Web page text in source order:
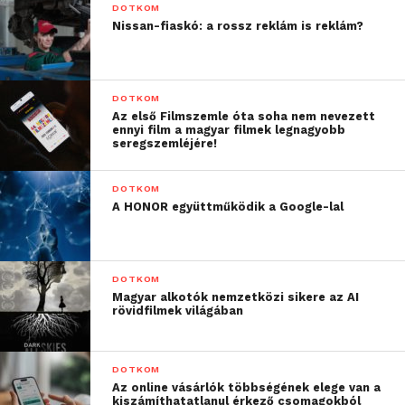
DOTKOM
Nissan-fiaskó: a rossz reklám is reklám?
DOTKOM
Az első Filmszemle óta soha nem nevezett
ennyi film a magyar filmek legnagyobb
seregszemléjére!
DOTKOM
A HONOR együttműködik a Google-lal
DOTKOM
Magyar alkotók nemzetközi sikere az AI
rövidfilmek világában
DOTKOM
Az online vásárlók többségének elege van a
kiszámíthatatlanul érkező csomagokból